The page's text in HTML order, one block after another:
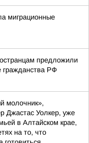
миграционные
предложили
гражданства РФ
молочник»,
Джастас Уолкер, уже
в Алтайском крае,
на то, что